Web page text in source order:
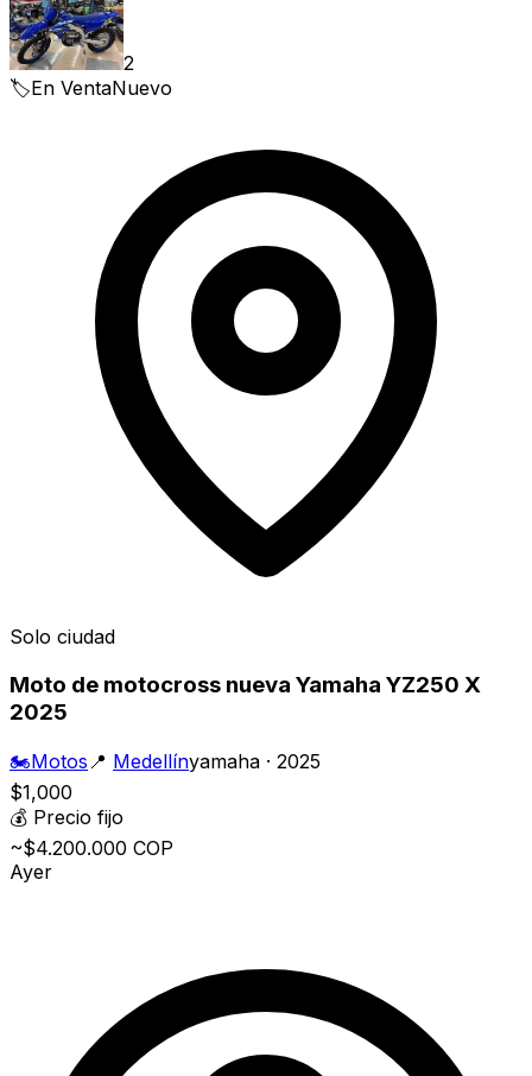
2
🏷️En VentaNuevo
Solo ciudad
Moto de motocross nueva Yamaha YZ250 X
2025
🏍️Motos 📍 Medellínyamaha · 2025
$1,000
💰 Precio fijo
~$4.200.000 COP
Ayer